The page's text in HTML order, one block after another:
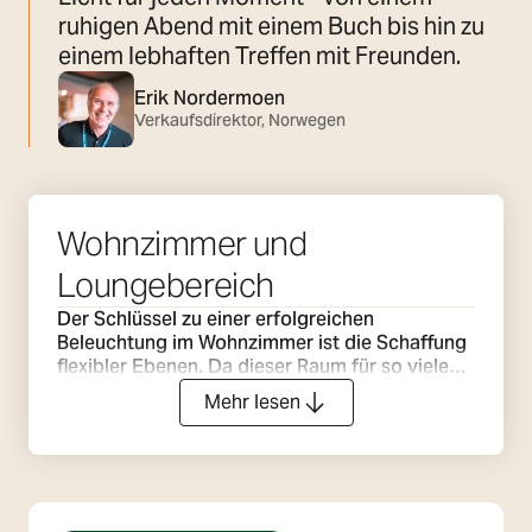
ruhigen Abend mit einem Buch bis hin zu
einem lebhaften Treffen mit Freunden.
Erik Nordermoen
Verkaufsdirektor, Norwegen
Wohnzimmer und
Loungebereich
Der Schlüssel zu einer erfolgreichen
Beleuchtung im Wohnzimmer ist die Schaffung
flexibler Ebenen. Da dieser Raum für so viele
verschiedene Aktivitäten genutzt wird - Lesen,
Fernsehen, Unterhaltung und Entspannung -
durchdachter Plan kombiniert verschiedene
gesteuert werden können, und ermöglicht es
Mehr lesen